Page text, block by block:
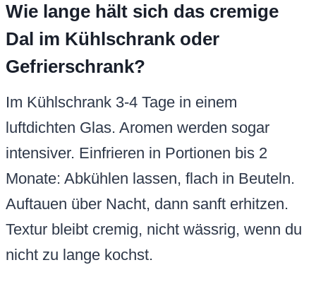
Wie lange hält sich das cremige
Dal im Kühlschrank oder
Gefrierschrank?
Im Kühlschrank 3-4 Tage in einem
luftdichten Glas. Aromen werden sogar
intensiver. Einfrieren in Portionen bis 2
Monate: Abkühlen lassen, flach in Beuteln.
Auftauen über Nacht, dann sanft erhitzen.
Textur bleibt cremig, nicht wässrig, wenn du
nicht zu lange kochst.